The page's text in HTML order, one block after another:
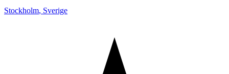
Stockholm, Sverige